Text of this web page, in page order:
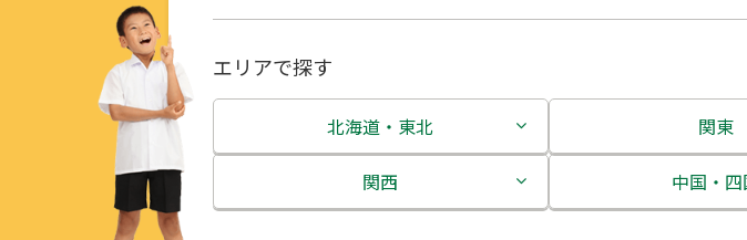
エリアで探す
北海道・東北
北海道
関東
茨城県
関西
中国・四